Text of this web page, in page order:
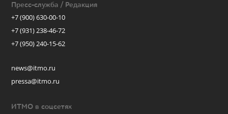
Пресс-служба / Редакция
+7 (900) 630-00-10
+7 (931) 238-46-72
+7 (950) 240-15-62
news@itmo.ru
pressa@itmo.ru
ИТМО в соцсетях